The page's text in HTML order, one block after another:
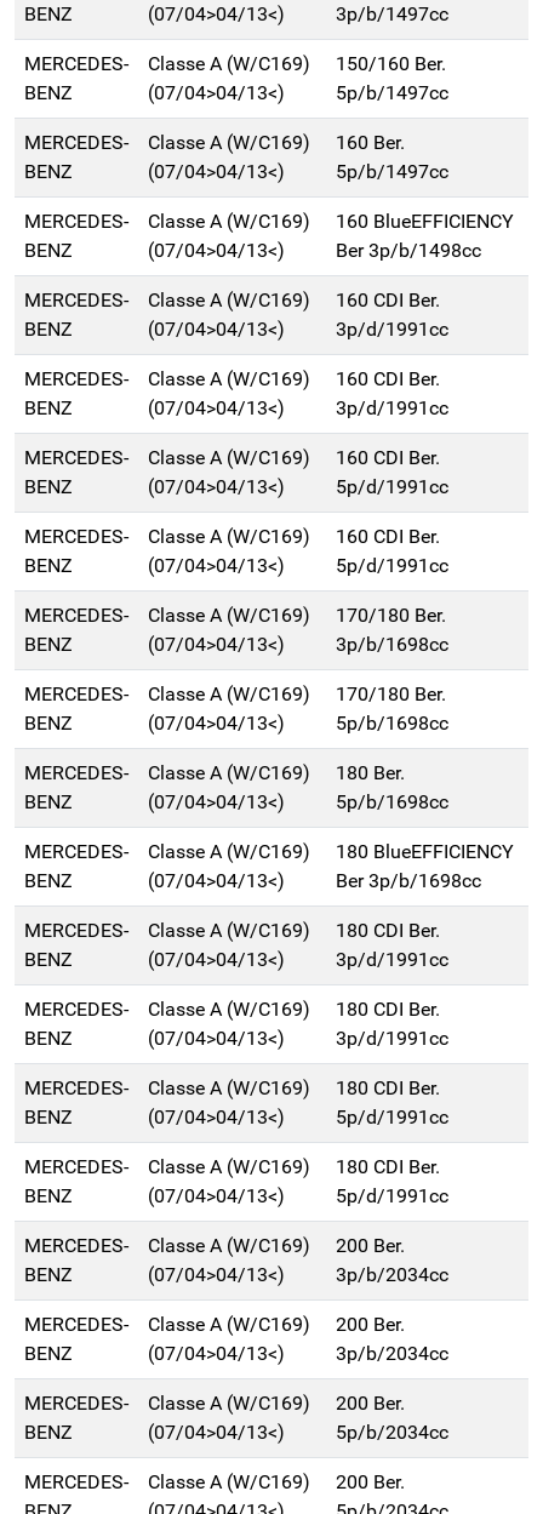
BENZ
(07/04>04/13<)
3p/b/1497cc
MERCEDES-
BENZ
Classe A (W/C169)
(07/04>04/13<)
150/160 Ber.
5p/b/1497cc
MERCEDES-
BENZ
Classe A (W/C169)
(07/04>04/13<)
160 Ber.
5p/b/1497cc
MERCEDES-
BENZ
Classe A (W/C169)
(07/04>04/13<)
160 BlueEFFICIENCY
Ber 3p/b/1498cc
MERCEDES-
BENZ
Classe A (W/C169)
(07/04>04/13<)
160 CDI Ber.
3p/d/1991cc
MERCEDES-
BENZ
Classe A (W/C169)
(07/04>04/13<)
160 CDI Ber.
3p/d/1991cc
MERCEDES-
BENZ
Classe A (W/C169)
(07/04>04/13<)
160 CDI Ber.
5p/d/1991cc
MERCEDES-
BENZ
Classe A (W/C169)
(07/04>04/13<)
160 CDI Ber.
5p/d/1991cc
MERCEDES-
BENZ
Classe A (W/C169)
(07/04>04/13<)
170/180 Ber.
3p/b/1698cc
MERCEDES-
BENZ
Classe A (W/C169)
(07/04>04/13<)
170/180 Ber.
5p/b/1698cc
MERCEDES-
BENZ
Classe A (W/C169)
(07/04>04/13<)
180 Ber.
5p/b/1698cc
MERCEDES-
BENZ
Classe A (W/C169)
(07/04>04/13<)
180 BlueEFFICIENCY
Ber 3p/b/1698cc
MERCEDES-
BENZ
Classe A (W/C169)
(07/04>04/13<)
180 CDI Ber.
3p/d/1991cc
MERCEDES-
BENZ
Classe A (W/C169)
(07/04>04/13<)
180 CDI Ber.
3p/d/1991cc
MERCEDES-
BENZ
Classe A (W/C169)
(07/04>04/13<)
180 CDI Ber.
5p/d/1991cc
MERCEDES-
BENZ
Classe A (W/C169)
(07/04>04/13<)
180 CDI Ber.
5p/d/1991cc
MERCEDES-
BENZ
Classe A (W/C169)
(07/04>04/13<)
200 Ber.
3p/b/2034cc
MERCEDES-
BENZ
Classe A (W/C169)
(07/04>04/13<)
200 Ber.
3p/b/2034cc
MERCEDES-
BENZ
Classe A (W/C169)
(07/04>04/13<)
200 Ber.
5p/b/2034cc
MERCEDES-
Classe A (W/C169)
200 Ber.